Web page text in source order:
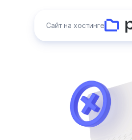
Сайт на хостинге